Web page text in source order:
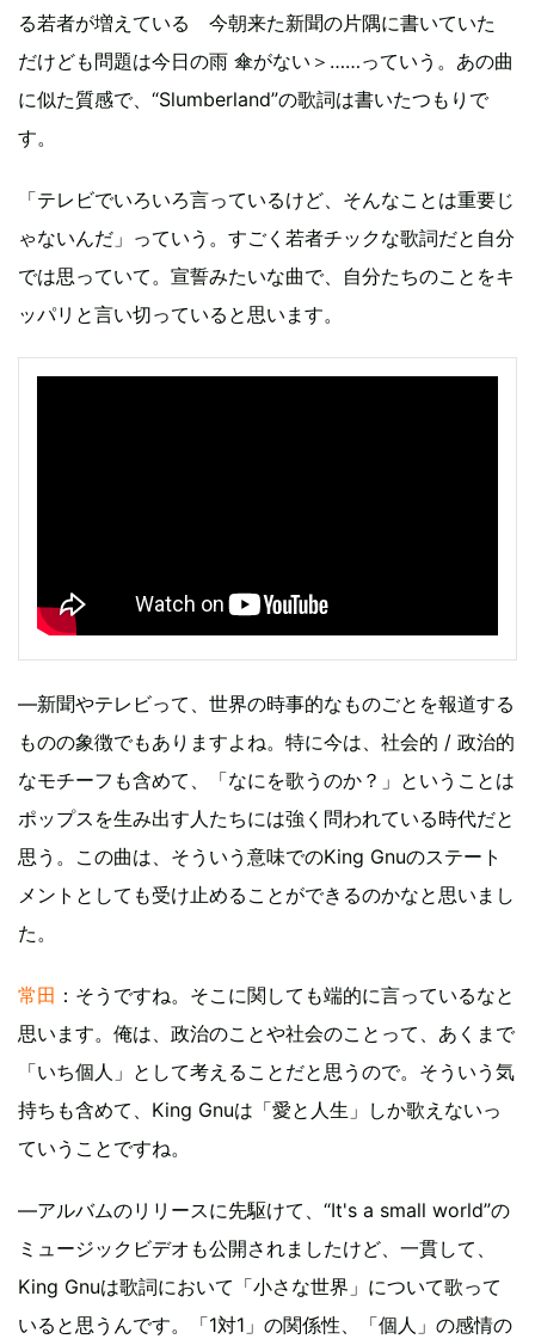
る若者が増えている 今朝来た新聞の片隅に書いていた
だけども問題は今日の雨 傘がない＞……っていう。あの曲
に似た質感で、“Slumberland”の歌詞は書いたつもりで
す。
「テレビでいろいろ言っているけど、そんなことは重要じ
ゃないんだ」っていう。すごく若者チックな歌詞だと自分
では思っていて。宣誓みたいな曲で、自分たちのことをキ
ッパリと言い切っていると思います。
—新聞やテレビって、世界の時事的なものごとを報道する
ものの象徴でもありますよね。特に今は、社会的 / 政治的
なモチーフも含めて、「なにを歌うのか？」ということは
ポップスを生み出す人たちには強く問われている時代だと
思う。この曲は、そういう意味でのKing Gnuのステート
メントとしても受け止めることができるのかなと思いまし
た。
常田 ：そうですね。そこに関しても端的に言っているなと
思います。俺は、政治のことや社会のことって、あくまで
「いち個人」として考えることだと思うので。そういう気
持ちも含めて、King Gnuは「愛と人生」しか歌えないっ
ていうことですね。
—アルバムのリリースに先駆けて、“It's a small world”の
ミュージックビデオも公開されましたけど、一貫して、
King Gnuは歌詞において「小さな世界」について歌って
いると思うんです。「1対1」の関係性、「個人」の感情の